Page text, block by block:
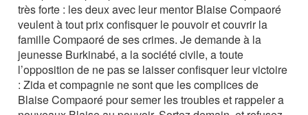
très forte : les deux avec leur mentor Blaise Compaoré
veulent à tout prix confisquer le pouvoir et couvrir la
famille Compaoré de ses crimes. Je demande à la
jeunesse Burkinabé, a la société civile, a toute
l’opposition de ne pas se laisser confisquer leur victoire
: Zida et compagnie ne sont que les complices de
Blaise Compaoré pour semer les troubles et rappeler a